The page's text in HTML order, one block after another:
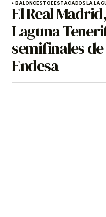
BALONCESTODESTACADOSLA
El Real
Laguna
semifinales
Endesa